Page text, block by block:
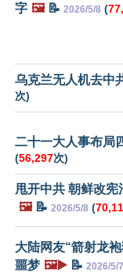
字 🖼️📝 2026/5/8 (
乌克兰无人机去中
次)
二十一大人事布局
(56,297次)
甩开中共 朝鲜改宪
🖼️📝 2026/5/8 (
大陆网友“箭射龙
噩梦 🖼️▶️ 📝 2026/5/7